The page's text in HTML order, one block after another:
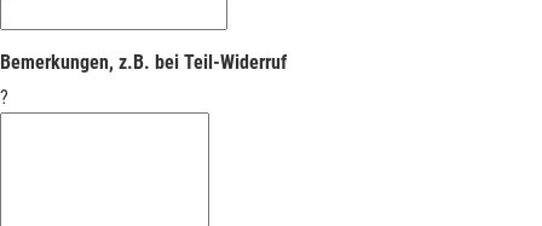
Bemerkungen, z.B. bei Teil-Widerruf
?